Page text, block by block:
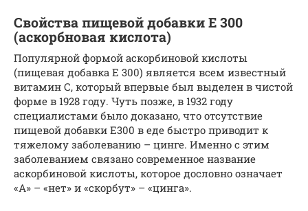
Свойства пищевой добавки Е 300
(аскорбновая кислота)
Популярной формой аскорбиновой кислоты
(пищевая добавка Е 300) является всем известный
витамин С, который впервые был выделен в чистой
форме в 1928 году. Чуть позже, в 1932 году
специалистами было доказано, что отсутствие
пищевой добавки Е300 в еде быстро приводит к
тяжелому заболеванию – цинге. Именно с этим
заболеванием связано современное название
аскорбиновой кислоты, которое дословно означает
«А» – «нет» и «скорбут» – «цинга».